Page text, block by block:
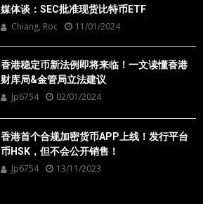
媒体谈：SEC批准现货比特币ETF
Chiang, Roc 11/01/2024
香港稳定币新法例即将来临！一文读懂香港
财库局&金管局立法建议
Jp6754 02/01/2024
香港首个合规加密货币APP上线！发行平台
币HSK，但不会公开销售！
Jp6754 13/11/2023